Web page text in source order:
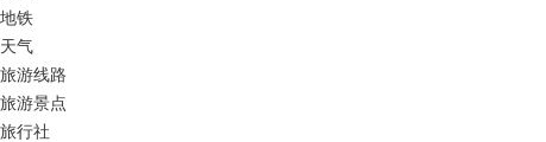
地铁
天气
旅游线路
旅游景点
旅行社